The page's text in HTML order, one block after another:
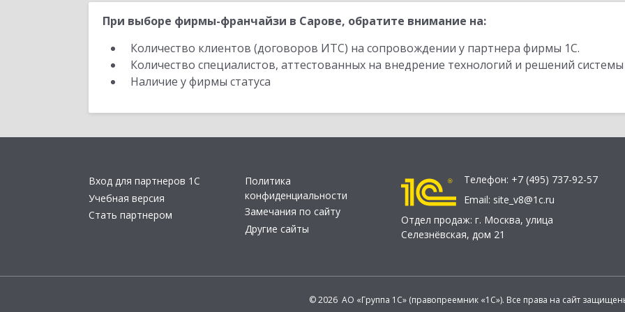
При выборе фирмы-франчайзи в Сарове, обратите внимание на:
Количество клиентов (договоров ИТС) на сопровождении у партнера фирмы 1С.
Количество специалистов, аттестованных на внедрение технологий и решений
Наличие у фирмы статуса
Вход для партнеров 1С
Учебная версия
Стать партнером
Политика
конфиденциальности
Замечания по сайту
Другие сайты
Телефон: +7 (495) 737-92-57
Email: site_v8@1c.ru
Отдел продаж: г. Москва, улица
Селезнёвская, дом 21
© 2026 АО «Группа 1С» (правопреемник «1С»). Все права на сайт